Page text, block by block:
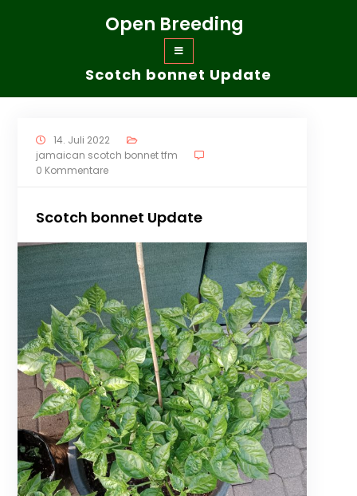
Open Breeding
Scotch bonnet Update
14. Juli 2022
jamaican scotch bonnet tfm
0 Kommentare
Scotch bonnet Update